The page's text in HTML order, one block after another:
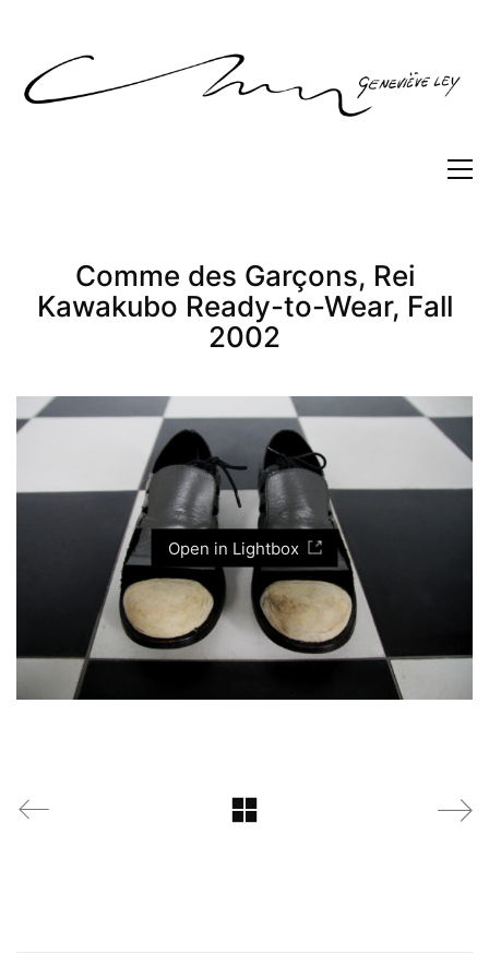
Comme des Garçons, Rei
Kawakubo Ready-to-Wear, Fall
2002
Open in Lightbox